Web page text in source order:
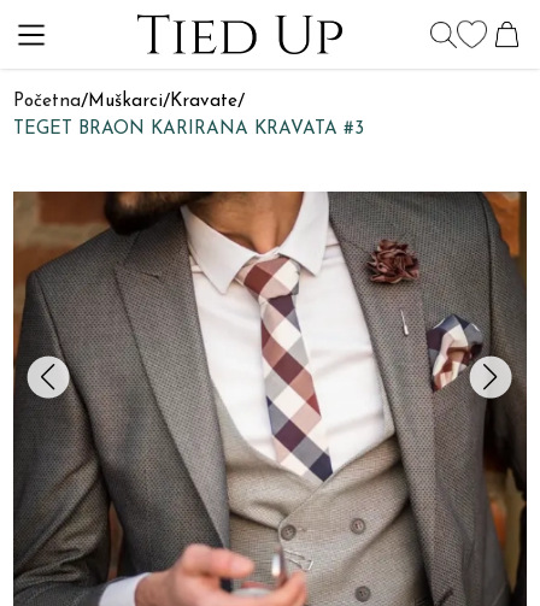
Početna/Muškarci/Kravate/
TEGET BRAON KARIRANA KRAVATA #3